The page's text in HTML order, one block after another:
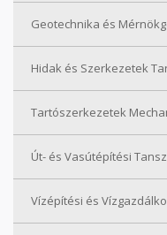
Geotechnika és
Hidak és Szerkezetek
Tartószerkezetek
Út- és Vasútépítési
Vízépítési és